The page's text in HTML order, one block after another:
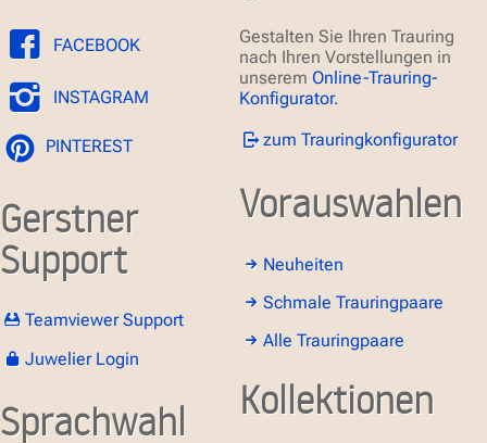
FACEBOOK
INSTAGRAM
PINTEREST
Gerstner
Support
Teamviewer Support
Juwelier Login
Sprachwahl
Gestalten Sie Ihren Trauring
nach Ihren Vorstellungen in
unserem Online-Trauring-
Konfigurator.
zum Trauringkonfigurator
Vorauswahlen
Neuheiten
Schmale Trauringpaare
Alle Trauringpaare
Kollektionen